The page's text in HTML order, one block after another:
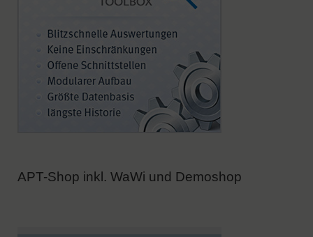
APT-Shop inkl. WaWi und Demoshop